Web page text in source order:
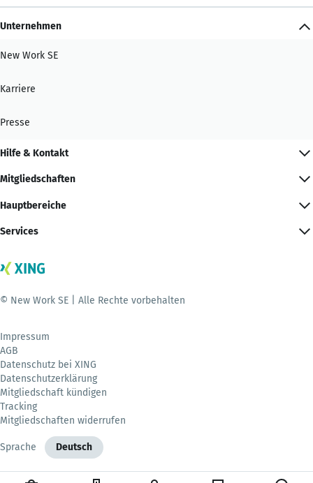
Unternehmen
New Work SE
Karriere
Presse
Hilfe & Kontakt
Mitgliedschaften
Hauptbereiche
Services
© New Work SE | Alle Rechte vorbehalten
Impressum
AGB
Datenschutz bei XING
Datenschutzerklärung
Mitgliedschaft kündigen
Tracking
Mitgliedschaften widerrufen
Sprache Deutsch